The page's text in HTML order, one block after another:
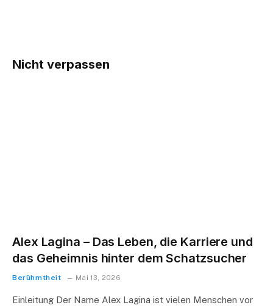
Nicht verpassen
Alex Lagina – Das Leben, die Karriere und
das Geheimnis hinter dem Schatzsucher
Berühmtheit Mai 13, 2026
Einleitung Der Name Alex Lagina ist vielen Menschen vor